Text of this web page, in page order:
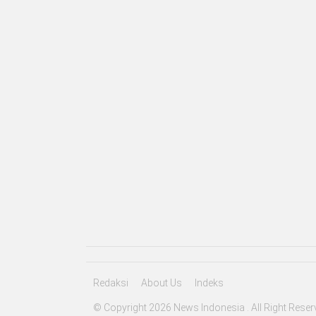
Redaksi About Us Indeks
© Copyright 2026 News Indonesia . All Right